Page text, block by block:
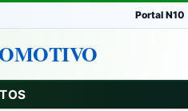
Portal N10